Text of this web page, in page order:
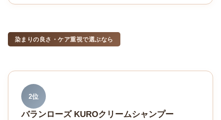
染まりの良さ・ケア重視で選ぶなら
2位
バランローズ KUROクリームシャンプー